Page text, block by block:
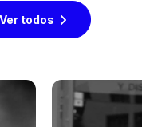
Ver todos